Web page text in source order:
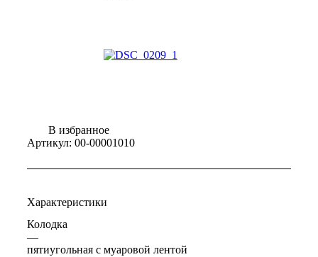
В избранное
Артикул: 00-00001010
Характеристики
Колодка
—
пятиугольная с муаровой лентой